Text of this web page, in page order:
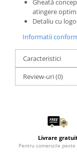
Gheată
atingere
Detaliu cu logo
Informatii
Caracteristici
Review-uri(0)
Livrare
Pentru comenzile